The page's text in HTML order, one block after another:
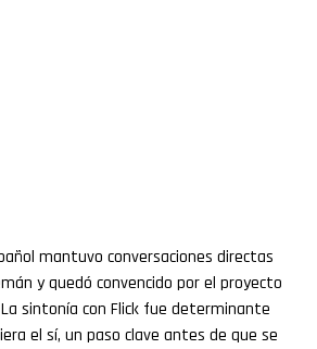
mantuvo conversaciones directas
y quedó convencido por el proyecto
sintonía con Flick fue determinante
el sí, un paso clave antes de que se